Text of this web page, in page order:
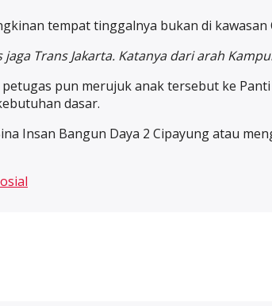
tempat tinggalnya bukan di kawasan
Trans Jakarta. Katanya dari arah
pun merujuk anak tersebut ke
dasar.
Insan Bangun Daya 2 Cipayung atau